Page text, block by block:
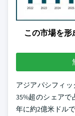
この市場を
アジアパシフィ
35%超のシェア
年に約2億米ドル